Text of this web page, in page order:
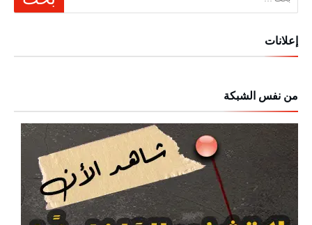
إعلانات
من نفس الشبكة